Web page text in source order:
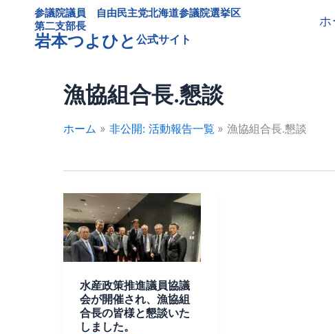
参議院議員 自由民主党北海道参議院選挙区
第二支部長
岩本つよひと 公式サイト
ホ
漁協組合長.懇談
ホーム 非公開: 活動報告一覧 漁協組合長.懇談
水産政策推進議員協議
会が開催され、漁協組
合長の皆様と懇談いた
しました。
水
産
政
策
進
議
員